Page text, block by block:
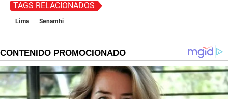
TAGS RELACIONADOS
Lima Senamhi